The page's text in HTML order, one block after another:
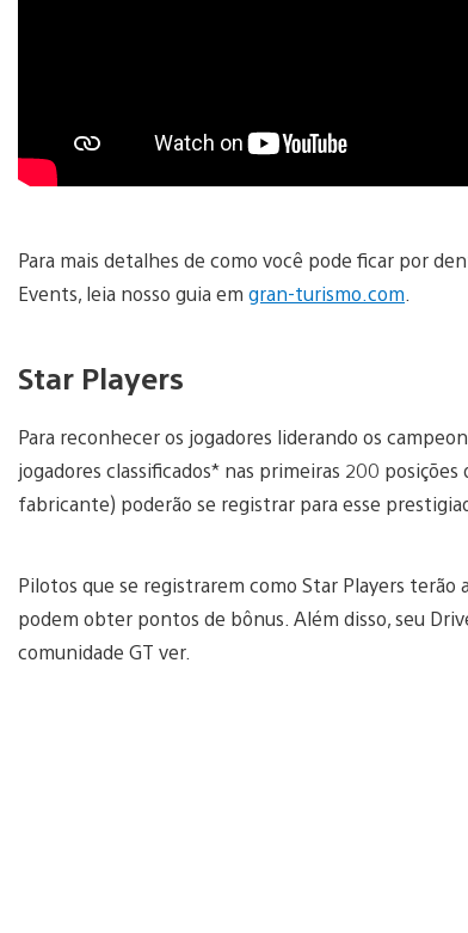
Para mais detalhes de como você pode ficar por
Events, leia nosso guia em gran-turismo.com
Star Players
Para reconhecer os jogadores liderando os
jogadores classificados* nas primeiras 200
fabricante) poderão se registrar para esse
Pilotos que se registrarem como Star Players
podem obter pontos de bônus. Além disso, seu
comunidade GT ver.